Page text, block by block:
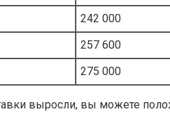
242 000
257 600
275 000
выросли, вы можете